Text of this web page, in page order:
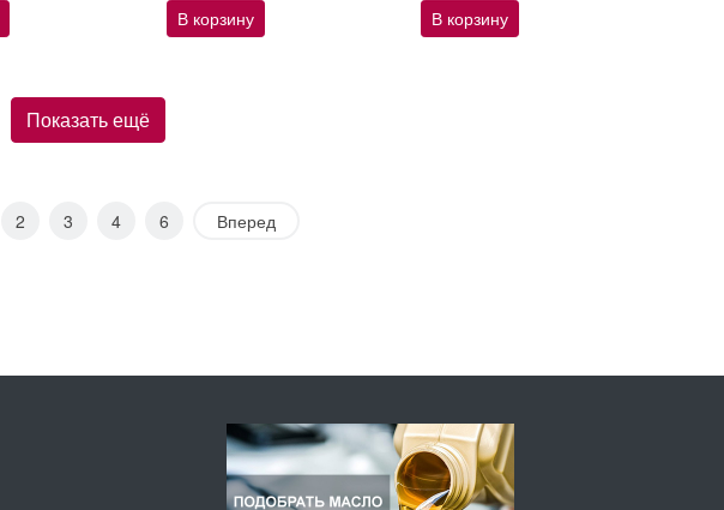
В корзину В корзину
Показать ещё
2 3 4 6 Вперед